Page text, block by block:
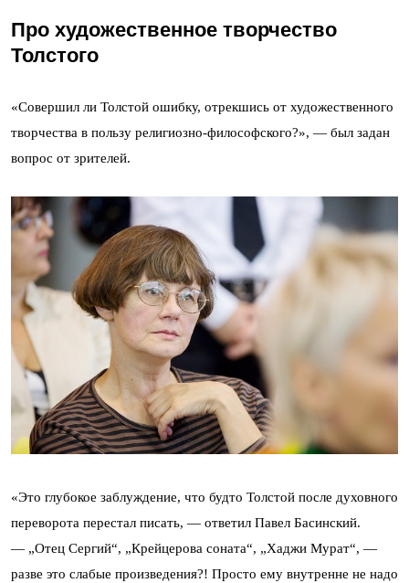
Про художественное творчество
Толстого
«Совершил ли Толстой ошибку, отрекшись от художественного
творчества в пользу религиозно-философского?», — был задан
вопрос от зрителей.
«Это глубокое заблуждение, что будто Толстой после духовного
переворота перестал писать, — ответил Павел Басинский.
— „Отец Сергий“, „Крейцерова соната“, „Хаджи Мурат“, —
разве это слабые произведения?! Просто ему внутренне не надо